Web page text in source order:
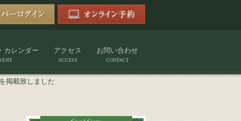
カレンダー アクセス
ACCESS
お問い合わせ
CONTACT
掲載致しました